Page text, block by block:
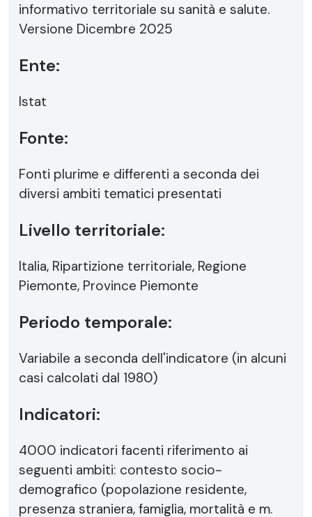
informativo territoriale su sanità e salute.
Versione Dicembre 2025
Ente:
Istat
Fonte:
Fonti plurime e differenti a seconda dei
diversi ambiti tematici presentati
Livello territoriale:
Italia, Ripartizione territoriale, Regione
Piemonte, Province Piemonte
Periodo temporale:
Variabile a seconda dell'indicatore (in alcuni
casi calcolati dal 1980)
Indicatori:
4000 indicatori facenti riferimento ai
seguenti ambiti: contesto socio-
demografico (popolazione residente,
presenza straniera, famiglia, mortalità e m.